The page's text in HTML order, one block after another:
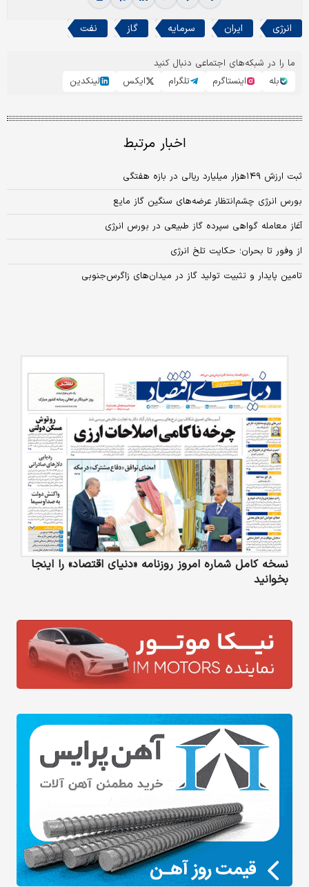
انرژی ایران سرمایه گاز نفت
ما را در شبکه‌های اجتماعی دنبال کنید
بله
اینستاگرم تلگرام ایکس لینکدین
اخبار مرتبط
ثبت ارزش ۱۴۹‌هزار میلیارد ریالی در بازه هفتگی
بورس انرژی چشم‏‏‌انتظار عرضه‏‏‌های سنگین گاز مایع
آغاز معامله گواهی سپرده گاز طبیعی در بورس انرژی
از وفور تا بحران؛ حکایت تلخ انرژی
تامین پایدار و تثبیت تولید گاز در میدان‌های زاگرس‌جنوبی
نسخه کامل شماره امروز روزنامه «دنیای‌ اقتصاد» را اینجا
بخوانید